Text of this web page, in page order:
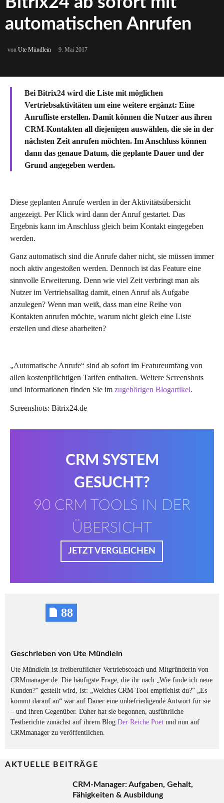
automatischen Anrufen
von Ute Mündlein 9. Mai 2017
Bei Bitrix24 wird die Liste mit möglichen
Vertriebsaktivitäten um eine weitere ergänzt: Eine
Anrufliste erstellen. Damit können die Nutzer aus ihren
CRM-Kontakten all diejenigen auswählen, die sie in der
nächsten Zeit anrufen möchten. Im Anschluss können
dann das genaue Datum, die geplante Dauer und der
Grund angegeben werden.
Diese geplanten Anrufe werden in der Aktivitätsübersicht
angezeigt. Per Klick wird dann der Anruf gestartet. Das
Ergebnis kann im Anschluss gleich beim Kontakt eingegeben
werden.
Ganz automatisch sind die Anrufe daher nicht, sie müssen immer
noch aktiv angestoßen werden. Dennoch ist das Feature eine
sinnvolle Erweiterung. Denn wie viel Zeit verbringt man als
Nutzer im Vertriebsalltag damit, einen Anruf als Aufgabe
anzulegen? Wenn man weiß, dass man eine Reihe von
Kontakten anrufen möchte, warum nicht gleich eine Liste
erstellen und diese abarbeiten?
„Automatische Anrufe“ sind ab sofort im Featureumfang von
allen kostenpflichtigen Tarifen enthalten. Weitere Screenshots
und Informationen finden Sie im zugehörigen Blogartikel.
Screenshots: Bitrix24.de
CRM SYSTEM
GESUCHT?
90 CRM TOOLS IN DER
ÜBERSICHT
JETZT VERGLEICHEN
Geschrieben von Ute Mündlein
Ute Mündlein ist freiberuflicher Vertriebscoach und Mitgründerin von
CRMmanager.de. Die häufigste Frage, die ihr nach „Wie finde ich neue
Kunden?“ gestellt wird, ist: „Welches CRM-Tool empfiehlst du?“ „Es
kommt darauf an“ war auf Dauer eine unbefriedigende Antwort für sie
– und ihren Gegenüber. Daher hat sie begonnen, ausführliche
Testberichte zunächst auf ihrem Blog Der Reiche Poetund nun auf
CRMmanager zu veröffentlichen.
88
AKTUELLE BEITRÄGE
CRM-Manager: Aufgaben, Gehalt,
Fähigkeiten & Ausbildung